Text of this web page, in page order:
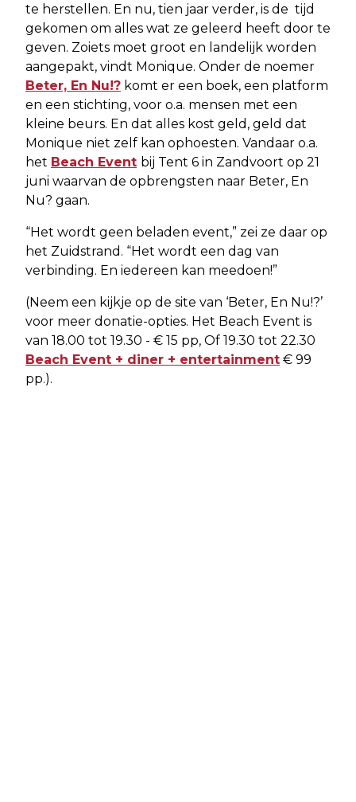
te herstellen. En nu, tien jaar verder, is de tijd
gekomen om alles wat ze geleerd heeft door te
geven. Zoiets moet groot en landelijk worden
aangepakt, vindt Monique. Onder de noemer
Beter, En Nu!? komt er een boek, een platform
en een stichting, voor o.a. mensen met een
kleine beurs. En dat alles kost geld, geld dat
Monique niet zelf kan ophoesten. Vandaar o.a.
het Beach Event bij Tent 6 in Zandvoort op 21
juni waarvan de opbrengsten naar Beter, En
Nu? gaan.
“Het wordt geen beladen event,” zei ze daar op
het Zuidstrand. “Het wordt een dag van
verbinding. En iedereen kan meedoen!”
(Neem een kijkje op de site van ‘Beter, En Nu!?’
voor meer donatie-opties. Het Beach Event is
van 18.00 tot 19.30 - € 15 pp, Of 19.30 tot 22.30
Beach Event + diner + entertainment € 99
pp.).